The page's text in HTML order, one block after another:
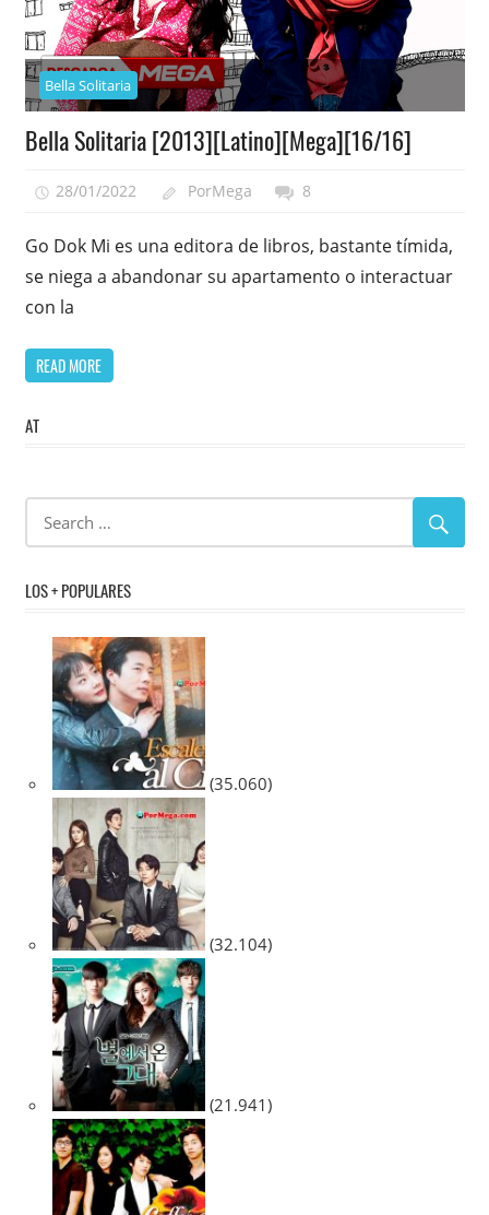
Bella Solitaria
Bella Solitaria [2013][Latino][Mega][16/16]
28/01/2022 PorMega 8
Go Dok Mi es una editora de libros, bastante tímida,
se niega a abandonar su apartamento o interactuar
con la
READ MORE
AT
LOS + POPULARES
(35.060)
(32.104)
(21.941)